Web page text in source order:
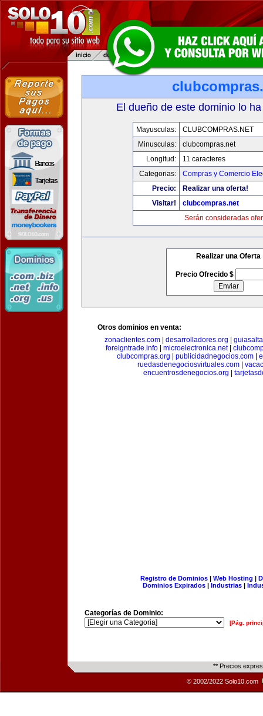
El dueño de este dominio lo
Mayusculas:
CLUBCOMPRAS.NET
Minusculas:
clubcompras.net
Longitud:
11 caracteres
Categorias:
Compras y Comercio
Precio:
Realizar una oferta!
Visitar!
clubcompras.net
Serán consideradas
Realizar una Oferta
Precio Ofrecido $
Otros dominios en venta:
zonaclientes.com| desarrolladores.org
foreigntrade.info
microelectronica.net|
clubcompras.org
publicidadnegocios.com
ruedasdenegociosvirtuales.com|
encuentrosdenegocios.org
Registro de Dominios| Web Hosting |
Dominios Expirados | Industrias |
Categorías de Dominio:
[Pág.
** Precios
© 2002/2022 Solo10.com